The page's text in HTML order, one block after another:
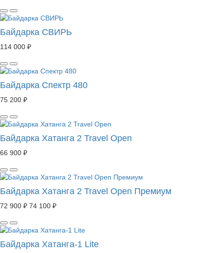
Байдарка СВИРЬ
114 000 ₽
Байдарка Спектр 480
75 200 ₽
Байдарка Хатанга 2 Travel Open
66 900 ₽
Байдарка Хатанга 2 Travel Open Премиум
72 900 ₽ 74 100 ₽
Байдарка Хатанга-1 Lite